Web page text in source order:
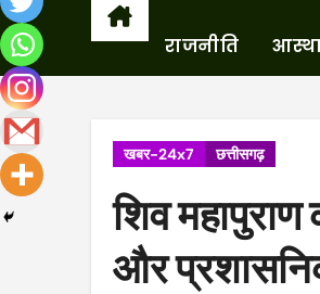
राजनीति
खबर-24x7 छत्तीसगढ़
शिव
और